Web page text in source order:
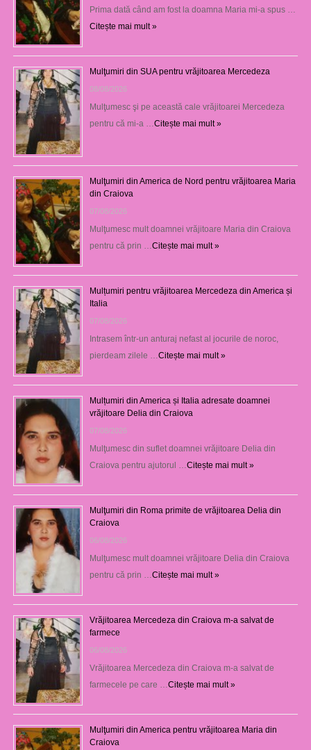
Prima dată când am fost la doamna Maria mi-a spus …
Citește mai mult »
Mulţumiri din SUA pentru vrăjitoarea Mercedeza
08/08/2026
Mulţumesc şi pe această cale vrăjitoarei Mercedeza
pentru că mi-a … Citește mai mult »
Mulţumiri din America de Nord pentru vrăjitoarea Maria
din Craiova
07/08/2026
Mulţumesc mult doamnei vrăjitoare Maria din Craiova
pentru că prin … Citește mai mult »
Mulțumiri pentru vrăjitoarea Mercedeza din America și
Italia
07/08/2026
Intrasem într-un anturaj nefast al jocurile de noroc,
pierdeam zilele … Citește mai mult »
Mulțumiri din America și Italia adresate doamnei
vrăjitoare Delia din Craiova
07/08/2026
Mulţumesc din suflet doamnei vrăjitoare Delia din
Craiova pentru ajutorul … Citește mai mult »
Mulţumiri din Roma primite de vrăjitoarea Delia din
Craiova
06/08/2026
Mulţumesc mult doamnei vrăjitoare Delia din Craiova
pentru că prin … Citește mai mult »
Vrăjitoarea Mercedeza din Craiova m-a salvat de
farmece
06/08/2026
Vrăjitoarea Mercedeza din Craiova m-a salvat de
farmecele pe care … Citește mai mult »
Mulţumiri din America pentru vrăjitoarea Maria din
Craiova